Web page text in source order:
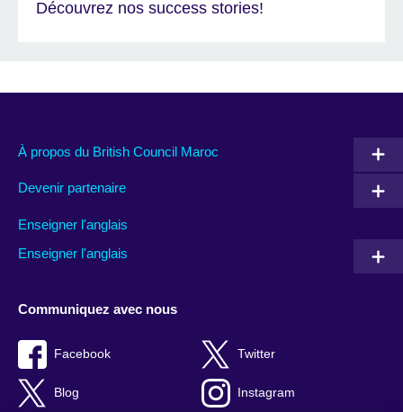
Découvrez nos success stories!
À propos du British Council Maroc
Devenir partenaire
Enseigner l'anglais
Enseigner l'anglais
Communiquez avec nous
Facebook Twitter
Blog Instagram